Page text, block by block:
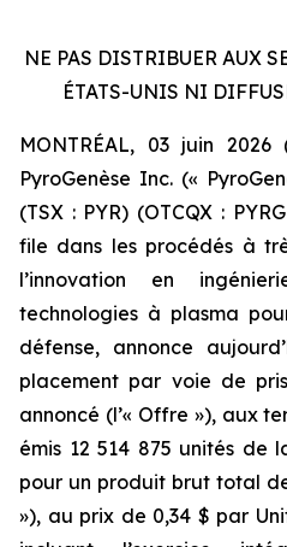
NE PAS DISTRIBUER AUX
ÉTATS-UNIS NI
MONTRÉAL, 03 juin 2026
PyroGenèse Inc. («
(TSX : PYR) (OTCQX :
file dans les procédés à
l’innovation en
technologies à plasma
défense, annonce
placement par voie de
annoncé (l’« Offre »), aux
émis 12 514 875 unités de
pour un produit brut total
»), au prix de 0,34 $ par